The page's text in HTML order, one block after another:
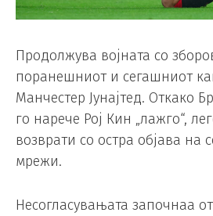
Продолжува војната со
поранешниот и сегашниот
Манчестер Јунајтед. Откако
го нарече Рој Кин „лажго“,
возврати со остра објава на
мрежи.
Несогласувањата започнаа